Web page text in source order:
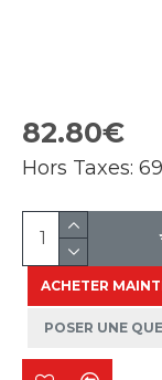
82.80€
Hors Taxes:
ACHETER
POSER UNE